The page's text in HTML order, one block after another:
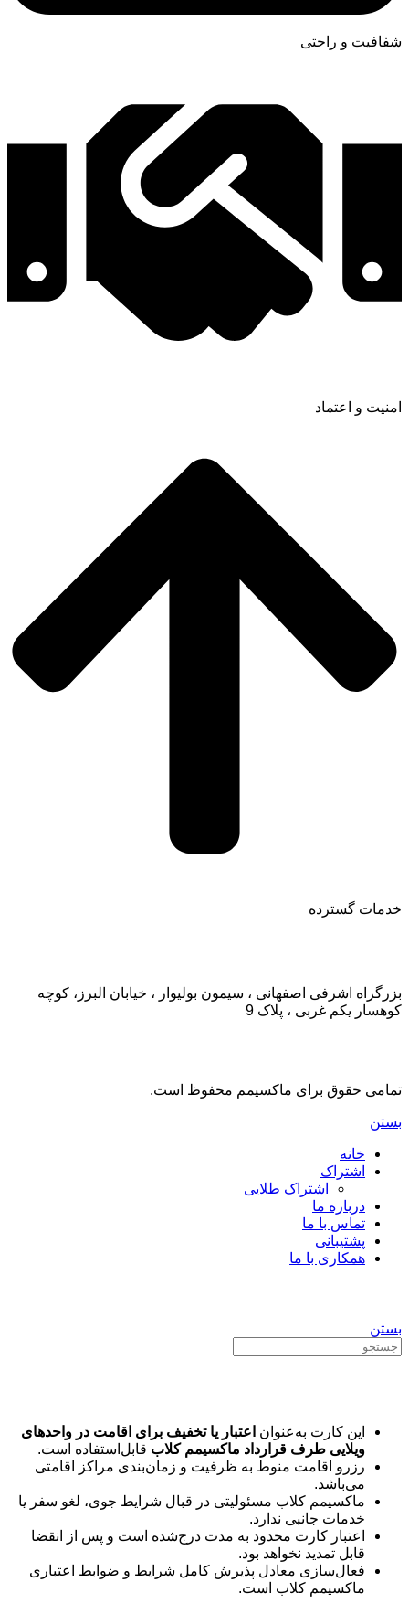
شفافیت و راحتی
امنیت و اعتماد
خدمات گسترده
بزرگراه اشرفی اصفهانی ، سیمون بولیوار ، خیابان البرز، کوچه
کوهسار یکم غربی ، پلاک 9
تمامی حقوق برای ماکسیمم محفوظ است.
بستن
خانه
اشتراک
اشتراک طلایی
درباره ما
تماس با ما
پشتیبانی
همکاری با ما
بستن
این کارت به‌عنوان اعتبار یا تخفیف برای اقامت در واحدهای
ویلایی طرف قرارداد ماکسیمم کلاب قابل‌استفاده است.
رزرو اقامت منوط به ظرفیت و زمان‌بندی مراکز اقامتی
می‌باشد.
ماکسیمم کلاب مسئولیتی در قبال شرایط جوی، لغو سفر یا
خدمات جانبی ندارد.
اعتبار کارت محدود به مدت درج‌شده است و پس از انقضا
قابل تمدید نخواهد بود.
فعال‌سازی معادل پذیرش کامل شرایط و ضوابط اعتباری
ماکسیمم کلاب است.